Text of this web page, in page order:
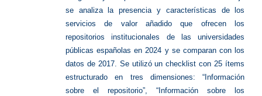
se analiza la presencia y características de los
servicios de valor añadido que ofrecen los
repositorios institucionales de las universidades
públicas españolas en 2024 y se comparan con los
datos de 2017. Se utilizó un checklist con 25 ítems
estructurado en tres dimensiones: “Información
sobre el repositorio”, “Información sobre los